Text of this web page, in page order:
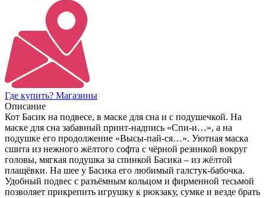
Где купить? Магазины
Описание
Кот Басик на подвесе, в маске для сна и с подушечкой. На
маске для сна забавный принт-надпись «Спи-и…», а на
подушке его продолжение «Высы-пай-ся…». Уютная маска
сшита из нежного жёлтого софта с чёрной резинкой вокруг
головы, мягкая подушка за спинкой Басика – из жёлтой
плащёвки. На шее у Басика его любимый галстук-бабочка.
Удобный подвес с разъёмным кольцом и фирменной тесьмой
позволяет прикрепить игрушку к рюкзаку, сумке и везде брать